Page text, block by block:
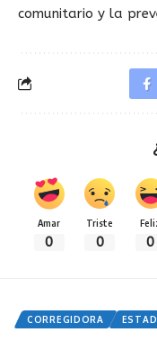
comunitario y la
Amar
0
Triste
0 0
CORREGIDORA